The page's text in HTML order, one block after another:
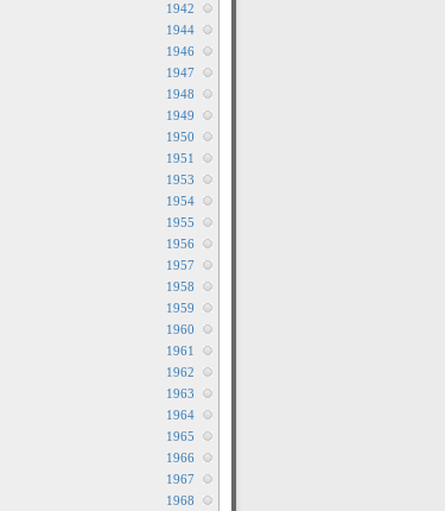
1942
1944
1946
1947
1948
1949
1950
1951
1953
1954
1955
1956
1957
1958
1959
1960
1961
1962
1963
1964
1965
1966
1967
1968